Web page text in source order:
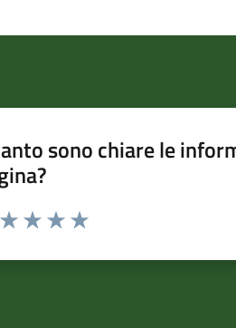
sono chiare le
da 1 a 5 stelle la pagina